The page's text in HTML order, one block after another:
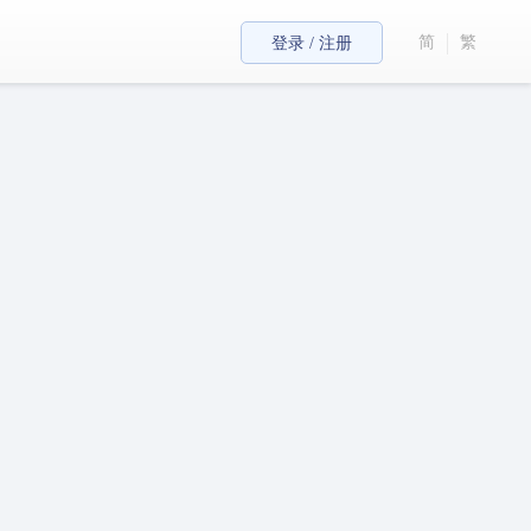
登录 / 注册 简 繁